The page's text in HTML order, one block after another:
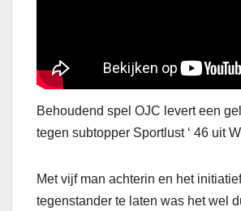
Behoudend spel OJC levert een
tegen subtopper Sportlust ‘ 46 uit
Met vijf man achterin en het
tegenstander te laten was het wel